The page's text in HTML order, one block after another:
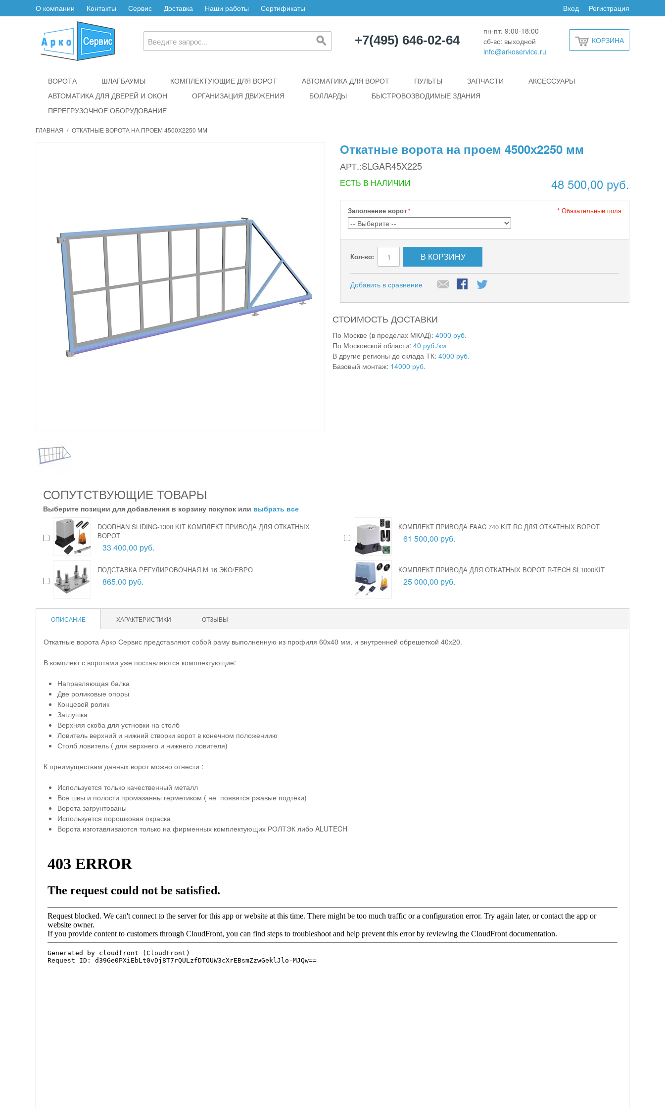
О компании Контакты Сервис Доставка Наши работы Сертификаты Регистрация
Вход
+7(495) 646-02-64
пн-пт: 9:00-18:00
сб-вс: выходной
info@arkoservice.ru
КОРЗИНА
ВОРОТА ШЛАГБАУМЫ КОМПЛЕКТУЮЩИЕ ДЛЯ ВОРОТ АВТОМАТИКА ДЛЯ ВОРОТ ПУЛЬТЫ ЗАПЧАСТИ
АКСЕССУАРЫ
АВТОМАТИКА ДЛЯ ДВЕРЕЙ И ОКОН
ОРГАНИЗАЦИЯ ДВИЖЕНИЯ БОЛЛАРДЫ
БЫСТРОВОЗВОДИМЫЕ ЗДАНИЯ
ПЕРЕГРУЗОЧНОЕ ОБОРУДОВАНИЕ
ГЛАВНАЯ / ОТКАТНЫЕ ВОРОТА НА ПРОЕМ 4500Х2250 ММ
Откатные ворота на проем 4500х2250 мм
АРТ.:SLGAR45X225
48 500,00 руб.
ЕСТЬ В НАЛИЧИИ
Заполнение ворот * Обязательные поля
Кол-во: В КОРЗИНУ
Добавить в сравнение
СТОИМОСТЬ ДОСТАВКИ
По Москве (в пределах МКАД): 4000 руб.
По Московской области: 40 руб./км
В другие регионы до склада ТК: 4000 руб.
Базовый монтаж: 14000 руб.
СОПУТСТВУЮЩИЕ ТОВАРЫ
Выберите позиции для добавления в корзину покупок или выбрать все
DOORHAN SLIDING-1300 KIT КОМПЛЕКТ ПРИВОДА ДЛЯ ОТКАТНЫХ
ВОРОТ
33 400,00 руб.
КОМПЛЕКТ ПРИВОДА FAAC 740 KIT RC ДЛЯ ОТКАТНЫХ ВОРОТ
61 500,00 руб.
ПОДСТАВКА РЕГУЛИРОВОЧНАЯ М 16 ЭКО/ЕВРО
865,00 руб.
КОМПЛЕКТ ПРИВОДА ДЛЯ ОТКАТНЫХ ВОРОТ R-TECH SL1000KIT
25 000,00 руб.
ОПИСАНИЕ ХАРАКТЕРИСТИКИ ОТЗЫВЫ
Откатные ворота Арко Сервис представляют собой раму выполненную из профиля 60х40 мм, и внутренней обрешеткой 40х20.
В комплект с воротами уже поставляются комплектующие:
Направляющая балка
Две роликовые опоры
Концевой ролик
Заглушка
Верхняя скоба для устновки на столб
Ловитель верхний и нижний створки ворот в конечном положениию
Столб ловитель ( для верхнего и нижнего ловителя)
К преимуществам данных ворот можно отнести :
Используется только качественный металл
Все швы и полости промазанны герметиком ( не появятся ржавые подтёки)
Ворота загрунтованы
Используется порошковая окраска
Ворота изготавливаются только на фирменных комплектующих РОЛТЭК либо ALUTECH